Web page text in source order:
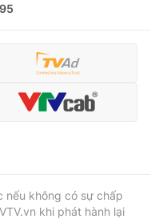
nếu không có sự chấp
khi phát hành lại